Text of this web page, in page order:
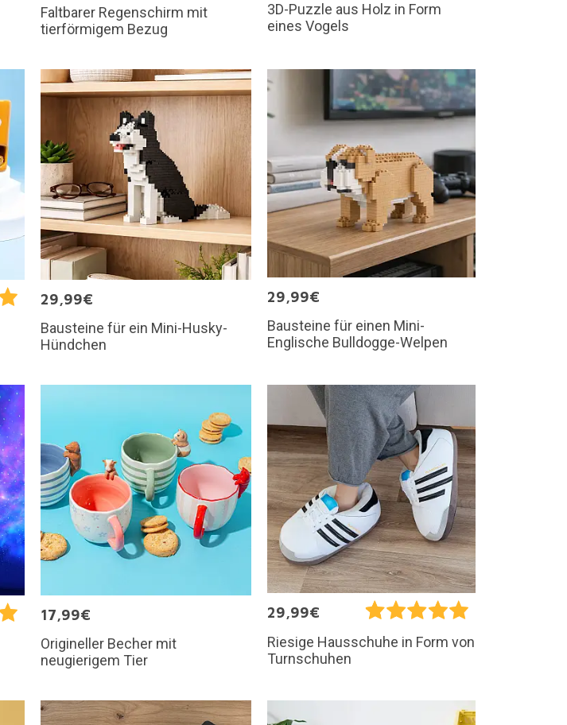
Faltbarer Regenschirm mit
tierförmigem Bezug
3D-Puzzle aus Holz in Form
eines Vogels
29,99€
Bausteine für ein Mini-Husky-
Hündchen
29,99€
Bausteine für einen Mini-
Englische Bulldogge-Welpen
17,99€
Origineller Becher mit
neugierigem Tier
29,99€
Riesige Hausschuhe in Form von
Turnschuhen